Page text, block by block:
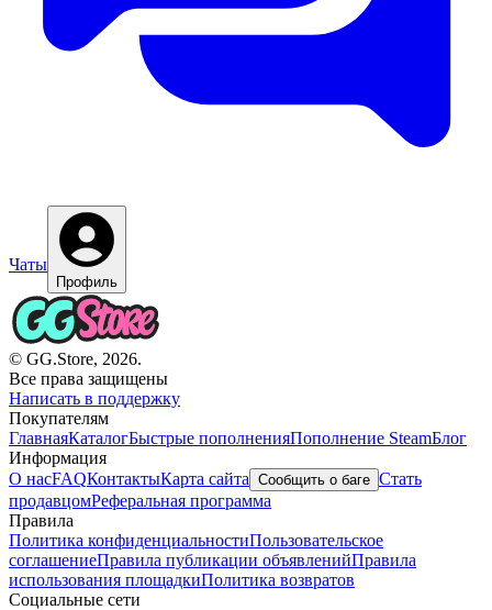
Чаты
Профиль
© GG.Store, 2026.
Все права защищены
Написать в поддержку
Покупателям
ГлавнаяКаталогБыстрые пополненияПополнение SteamБлог
Информация
О насFAQКонтактыКарта сайта Сообщить о баге Стать
продавцомРеферальная программа
Правила
Политика конфиденциальностиПользовательское
соглашениеПравила публикации объявленийПравила
использования площадкиПолитика возвратов
Социальные сети